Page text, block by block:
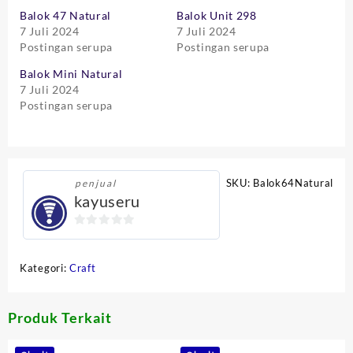
Balok 47 Natural
7 Juli 2024
Postingan serupa
Balok Unit 298
7 Juli 2024
Postingan serupa
Balok Mini Natural
7 Juli 2024
Postingan serupa
penjual
kayuseru
of
SKU: Balok64Natural
Kategori:Craft
Produk Terkait